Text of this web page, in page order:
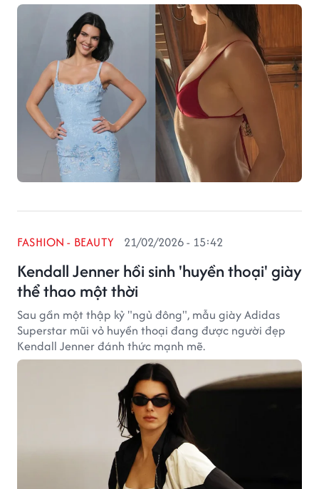
Kendall Jenner hồi sinh 'huyền thoại' giày
thể thao một thời
FASHION - BEAUTY 21/02/2026 - 15:42
Sau gần một thập kỷ "ngủ đông", mẫu giày Adidas
Superstar mũi vỏ huyền thoại đang được người đẹp
Kendall Jenner đánh thức mạnh mẽ.